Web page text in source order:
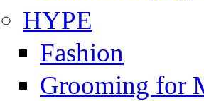
HYPE
Fashion
Grooming for